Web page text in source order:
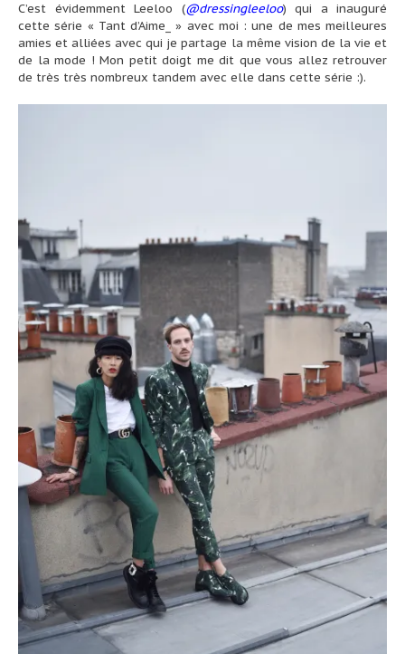
C’est évidemment Leeloo (@dressingleeloo) qui a inauguré
cette série « Tant d’Aime_ » avec moi : une de mes meilleures
amies et alliées avec qui je partage la même vision de la vie et
de la mode ! Mon petit doigt me dit que vous allez retrouver
de très très nombreux tandem avec elle dans cette série :).